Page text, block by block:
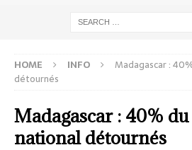
HOME INFO
Madagascar :
détournés
Madagascar : 40%
national détournés